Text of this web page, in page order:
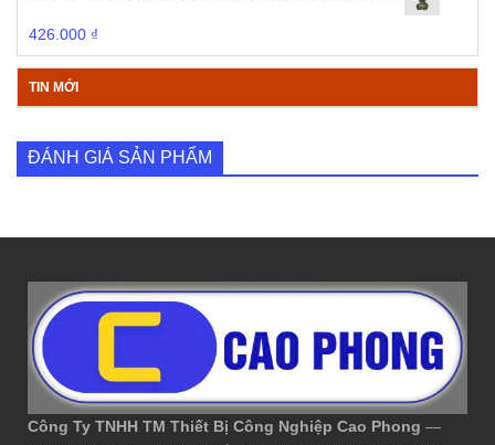
426.000 ₫
TIN MỚI
ĐÁNH GIÁ SẢN PHẨM
Công Ty TNHH TM Thiết Bị Công Nghiệp Cao Phong —